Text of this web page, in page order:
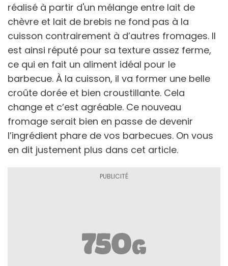
réalisé à partir d'un mélange entre lait de
chèvre et lait de brebis ne fond pas à la
cuisson contrairement à d’autres fromages. Il
est ainsi réputé pour sa texture assez ferme,
ce qui en fait un aliment idéal pour le
barbecue. À la cuisson, il va former une belle
croûte dorée et bien croustillante. Cela
change et c’est agréable. Ce nouveau
fromage serait bien en passe de devenir
l’ingrédient phare de vos barbecues. On vous
en dit justement plus dans cet article.